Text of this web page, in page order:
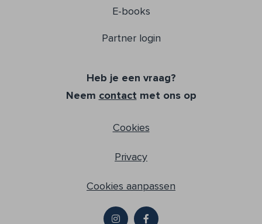
E-books
Partner login
Heb je een vraag?
Neem contact met ons op
Cookies
Privacy
Cookies aanpassen